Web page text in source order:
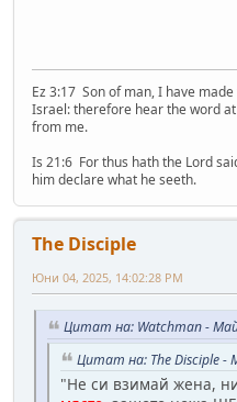
Ez 3:17 Son of man, I have
Israel: therefore hear the word
from me.
Is 21:6 For thus hath the Lord
him declare what he seeth.
The Disciple
Юни 04, 2025, 14:02:28 PM
Цитат на: Watchman -
Цитат на: The Disciple -
"Не си взимай жена,